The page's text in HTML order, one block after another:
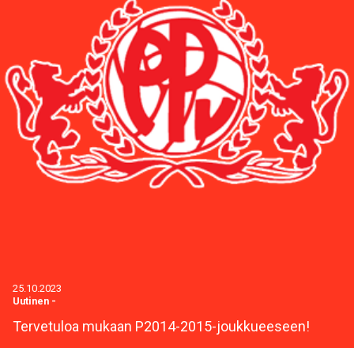
25.10.2023
Uutinen -
Tervetuloa mukaan P2014-2015-joukkueeseen!